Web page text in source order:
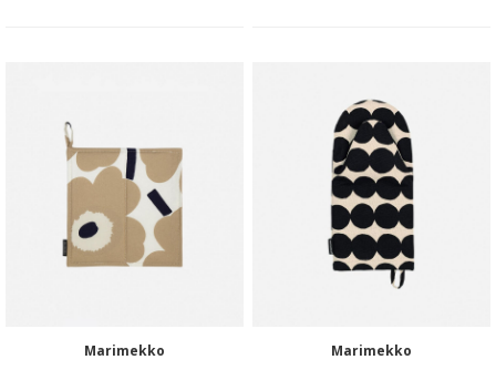
Marimekko
Marimekko